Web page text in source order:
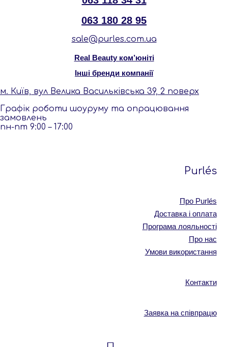
063 180 28 95
sale@purles.com.ua
Real Beauty ком’юніті
Інші бренди компанії
м. Київ, вул Велика Васильківська 39, 2 поверх
Графік роботи шоуруму та опрацювання
замовлень
пн-пт 9:00 – 17:00
Purlés
Про Purlés
Доставка і оплата
Програма лояльності
Про нас
Умови використання
Контакти
Заявка на співпрацю